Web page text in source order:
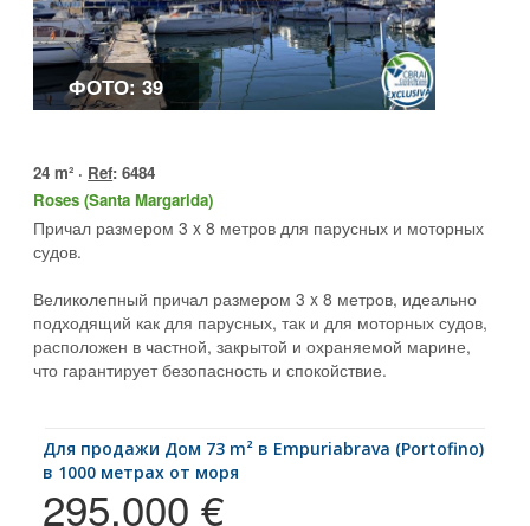
ФОТО: 39
24 m² · Ref: 6484
Roses (Santa Margarida)
Причал размером 3 x 8 метров для парусных и моторных
судов.
Великолепный причал размером 3 x 8 метров, идеально
подходящий как для парусных, так и для моторных судов,
расположен в частной, закрытой и охраняемой марине,
что гарантирует безопасность и спокойствие.
для продажи Дом 73 m² в Empuriabrava (Portofino)
в 1000 метрах от моря
295.000 €